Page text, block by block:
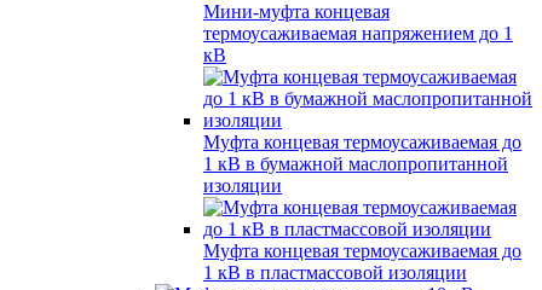
Мини-муфта концевая
термоусаживаемая напряжением до 1
кВ
Муфта концевая термоусаживаемая до
1 кВ в бумажной маслопропитанной
изоляции
Муфта концевая термоусаживаемая до
1 кВ в пластмассовой изоляции